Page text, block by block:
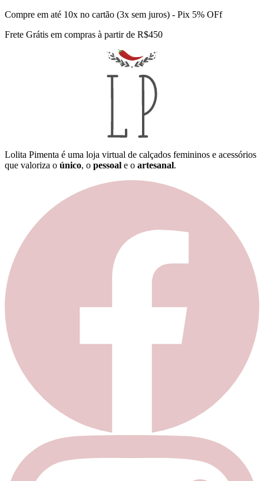
Compre em até 10x no cartão (3x sem juros) - Pix 5% OFf
Frete Grátis em compras à partir de R$450
Lolita Pimenta é uma loja virtual de calçados femininos e acessórios
que valoriza o único, o pessoal e o artesanal.